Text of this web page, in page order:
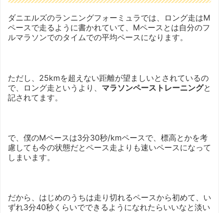
ダニエルズのランニングフォーミュラでは、ロング走はM
ペースで走るように書かれていて、Mペースとは自分のフ
ルマラソンでのタイムでの平均ペースになります。
ただし、25kmを超えない距離が望ましいとされているの
で、ロング走というより、 マラソンペーストレーニングと
記されてます。
で、僕のMペースは3分30秒/kmペースで、標高とかを考
慮しても今の状態だとペース走よりも速いペースになって
しまいます。
だから、はじめのうちは走り切れるペースから初めて、い
ずれ3分40秒くらいでできるようになれたらいいなと淡い